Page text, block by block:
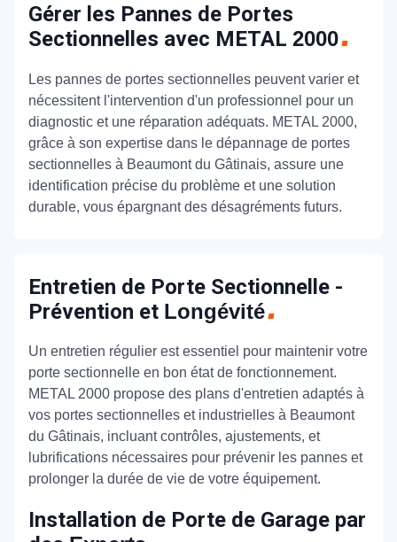
Gérer les Pannes de Portes
Sectionnelles avec METAL 2000
Les pannes de portes sectionnelles peuvent varier et
nécessitent l'intervention d'un professionnel pour un
diagnostic et une réparation adéquats. METAL 2000,
grâce à son expertise dans le dépannage de portes
sectionnelles à Beaumont du Gâtinais, assure une
identification précise du problème et une solution
durable, vous épargnant des désagréments futurs.
Entretien de Porte Sectionnelle -
Prévention et Longévité
Un entretien régulier est essentiel pour maintenir votre
porte sectionnelle en bon état de fonctionnement.
METAL 2000 propose des plans d'entretien adaptés à
vos portes sectionnelles et industrielles à Beaumont
du Gâtinais, incluant contrôles, ajustements, et
lubrifications nécessaires pour prévenir les pannes et
prolonger la durée de vie de votre équipement.
Installation de Porte de Garage par